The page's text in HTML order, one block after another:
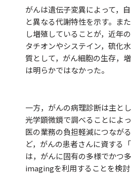
がんは遺伝子変異によって，
と異なる代謝特性を示す。ま
し増殖していることが，近年
タチオンやシステイン，硫化
質として，がん細胞の生存，
は明らかではなかった。
一方，がんの病理診断は主と
光学顕微鏡で調べることによ
医の業務の負担軽減につなが
ど，がんの患者さんに資する
は，がんに固有の多様でかつ
imagingを利用することを検討